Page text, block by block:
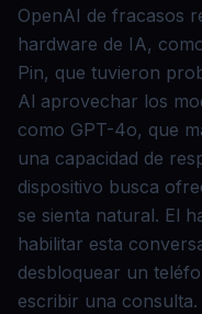
OpenAI de fracasos
hardware de IA,
Pin, que tuvieron
Al aprovechar los
como GPT-4o, que
una capacidad de
dispositivo busca
se sienta natural. El
habilitar esta
desbloquear un
escribir una